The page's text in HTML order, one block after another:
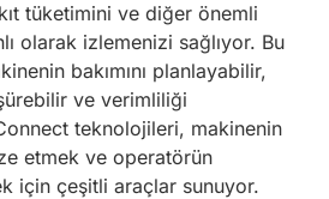
tüketimini ve diğer önemli
olarak izlemenizi sağlıyor. Bu
bakımını planlayabilir,
ve verimliliği
teknolojileri, makinenin
etmek ve operatörün
için çeşitli araçlar sunuyor.